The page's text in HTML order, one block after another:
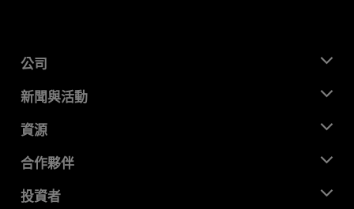
公司
關於 AMD
企業責任
招聘
聯絡我們
新聞與活動
新聞室
媒體庫
資源
開發者中心
案例研究
合作夥伴
AMD 合作夥伴中心
投資者